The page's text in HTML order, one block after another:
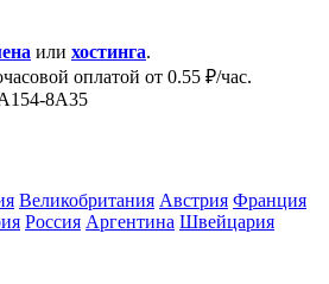
или хостинга.
оплатой от 0.55 ₽/час.
8A35
Великобритания Австрия Франция
Росcия Аргентина Швейцария